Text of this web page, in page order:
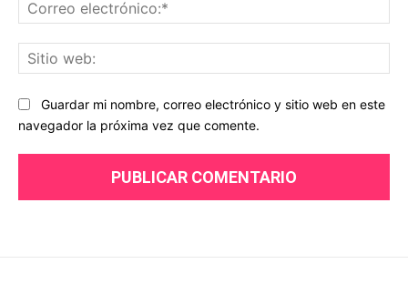
Guardar mi nombre, correo electrónico y sitio web en este
navegador la próxima vez que comente.